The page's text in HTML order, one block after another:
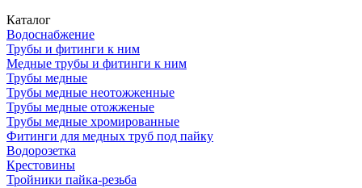
Каталог
Водоснабжение
Трубы и фитинги к ним
Медные трубы и фитинги к ним
Трубы медные
Трубы медные неотожженные
Трубы медные отожженые
Трубы медные хромированные
Фитинги для медных труб под пайку
Водорозетка
Крестовины
Тройники пайка-резьба